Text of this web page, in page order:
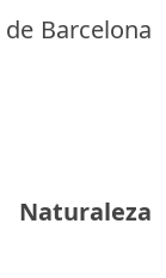
Barcelona